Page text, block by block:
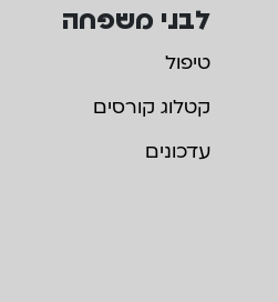
לבני משפחה
טיפול
קטלוג קורסים
עדכונים